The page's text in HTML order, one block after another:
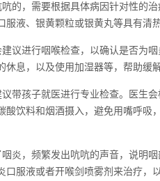
的，需要根据具体病因针对性的
服液、银黄颗粒或银黄丸等具有清
议进行咽喉检查，以确认是否为
休息，以及使用加湿器等，帮助缓
带孩子就医进行专业检查。医生
酸饮料和烟酒摄入，避免用嘴呼吸
炎，频繁发出吭吭的声音，说明
口服液或者开喉剑喷雾剂来治疗，